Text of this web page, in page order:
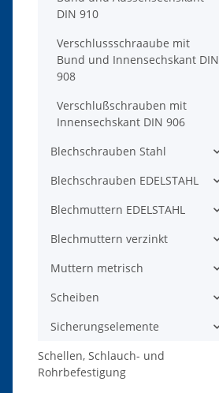
DIN 910
Verschlussschraaube mit
Bund und Innensechskant DIN
908
Verschlußschrauben mit
Innensechskant DIN 906
Blechschrauben Stahl
Blechschrauben EDELSTAHL
Blechmuttern EDELSTAHL
Blechmuttern verzinkt
Muttern metrisch
Scheiben
Sicherungselemente
Schellen, Schlauch- und
Rohrbefestigung